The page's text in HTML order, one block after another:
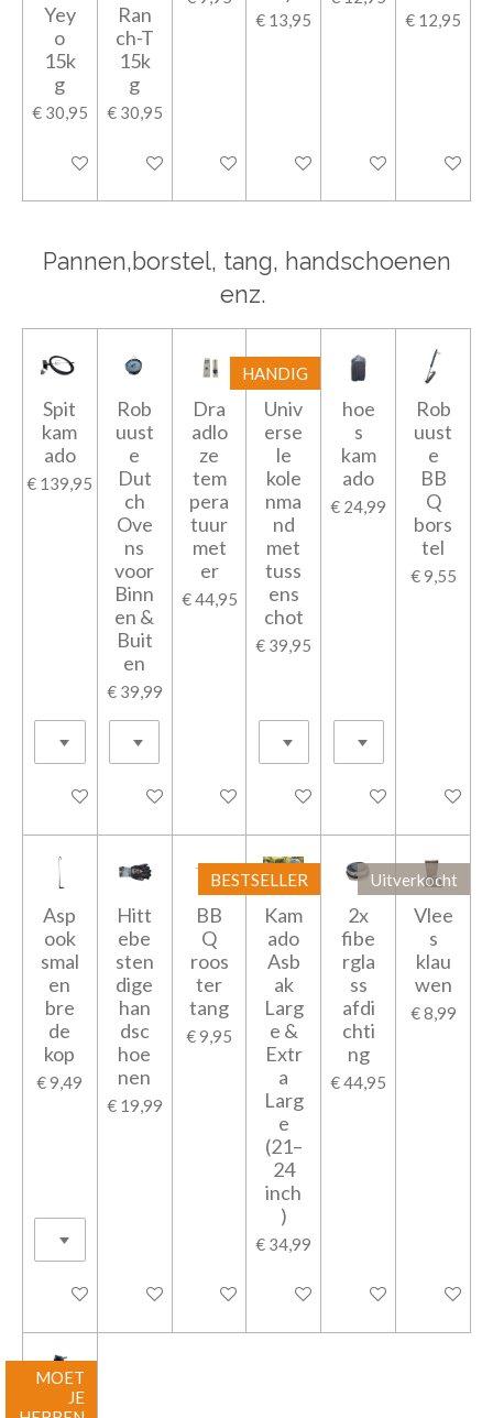
Yey
o
15k
g
€ 30,95
In winkelwagen
Ran
ch-T
15k
g
€ 30,95
In winkelwagenIn winkelwagen
€ 13,95
In winkelwagenIn winkelwagen
€ 12,95
In
Pannen,borstel, tang, handschoenen
enz.
Spit
kam
ado
€ 139,95
In winkelwagen
Rob
uust
e
Dut
ch
Ove
ns
voor
Binn
en &
Buit
en
€ 39,99
In winkelwagen
Dra
adlo
ze
tem
pera
tuur
met
er
€ 44,95
In winkelwagen
HANDIG
Univ
erse
le
kole
nma
nd
met
tuss
ens
chot
€ 39,95
In winkelwagen
hoe
s
kam
ado
€ 24,99
In winkelwagen
Rob
uust
e
BB
Q
bors
tel
€ 9,55
In
Asp
ook
smal
en
bre
de
kop
€ 9,49
In winkelwagen
Hitt
ebe
sten
dige
han
dsc
hoe
nen
€ 19,99
In winkelwagen
BB
Q
roos
ter
tang
€ 9,95
In winkelwagen
BESTSELLER
Kam
ado
Asb
ak
Larg
e &
Extr
a
Larg
e
(21–
24
inch
)
€ 34,99
Houd mij op de hoogte
2x
fibe
rgla
ss
afdi
chti
ng
€ 44,95
In winkelwagen
Uitverkocht
Vlee
s
klau
wen
€ 8,99
Houd
MOET
JE
olijf